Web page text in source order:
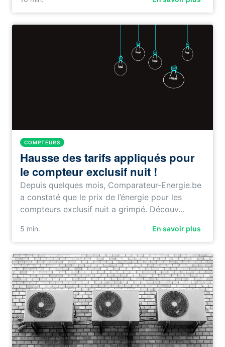
COMPTEURS
Hausse des tarifs appliqués pour
le compteur exclusif nuit !
Depuis quelques mois, Comparateur-Energie.be
a constaté que le prix de l’énergie pour les
compteurs exclusif nuit a grimpé. Découv…
5 min. En savoir plus